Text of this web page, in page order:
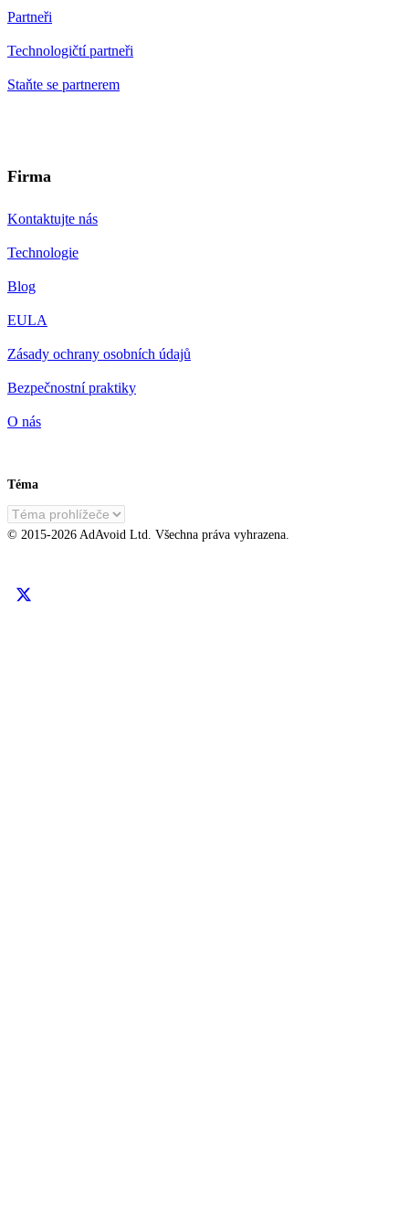
Partneři
Technologičtí partneři
Staňte se partnerem
Firma
Kontaktujte nás
Technologie
Blog
EULA
Zásady ochrany osobních údajů
Bezpečnostní praktiky
O nás
Téma
© 2015-2026 AdAvoid Ltd. Všechna práva vyhrazena.